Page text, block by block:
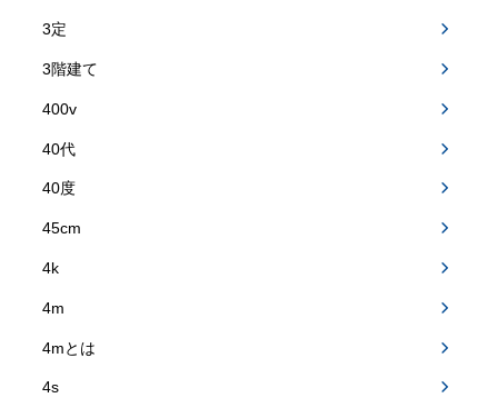
3定
3階建て
400v
40代
40度
45cm
4k
4m
4mとは
4s